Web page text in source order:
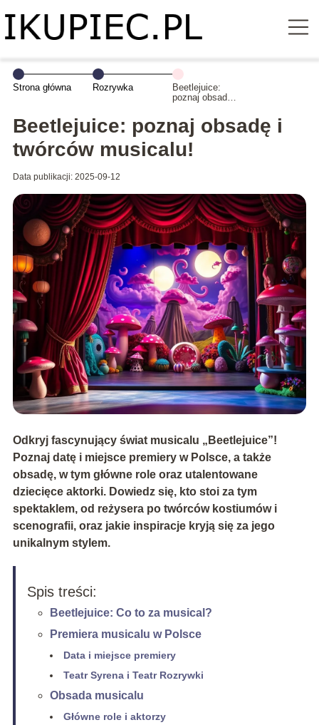
Strona główna Rozrywka
Beetlejuice:
poznaj obsadę i
musicalu!
Beetlejuice: poznaj obsadę i
twórców musicalu!
Data publikacji: 2025-09-12
Odkryj fascynujący świat musicalu „Beetlejuice”!
Poznaj datę i miejsce premiery w Polsce, a także
obsadę, w tym główne role oraz utalentowane
dziecięce aktorki. Dowiedz się, kto stoi za tym
spektaklem, od reżysera po twórców kostiumów i
scenografii, oraz jakie inspiracje kryją się za jego
unikalnym stylem.
Spis treści:
Beetlejuice: Co to za musical?
Premiera musicalu w Polsce
Data i miejsce premiery
Teatr Syrena i Teatr Rozrywki
Obsada musicalu
Główne role i aktorzy